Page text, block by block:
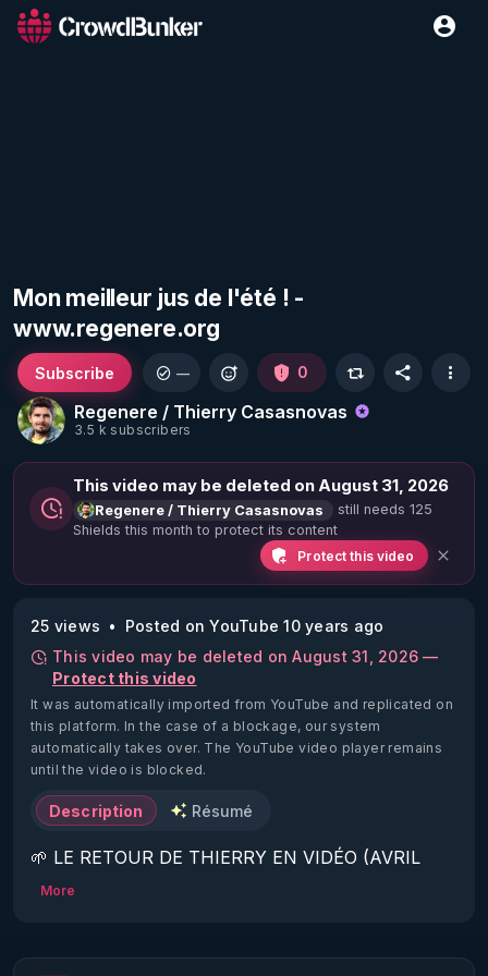
Mon meilleur jus de l'été ! -
www.regenere.org
Regenere / Thierry Casasnovas
3.5 k subscribers
Subscribe — 0
This video may be deleted on August 31, 2026
Regenere / Thierry Casasnovas
still needs 125
Shields this month to protect its content
Protect this video
25 views
Posted on YouTube 10 years ago
This video may be deleted on August 31, 2026 —
Protect this video
It was automatically imported from YouTube and replicated on
this platform. In the case of a blockage, our system
automatically takes over. The YouTube video player remains
until the video is blocked.
Description Résumé
🌱 LE RETOUR DE THIERRY EN VIDÉO (AVRIL
2022)!
https://www.rgnr.fr/presentation.html
More